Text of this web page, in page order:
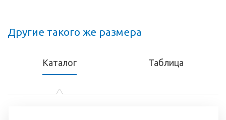
Другие такого же размера
Каталог Таблица